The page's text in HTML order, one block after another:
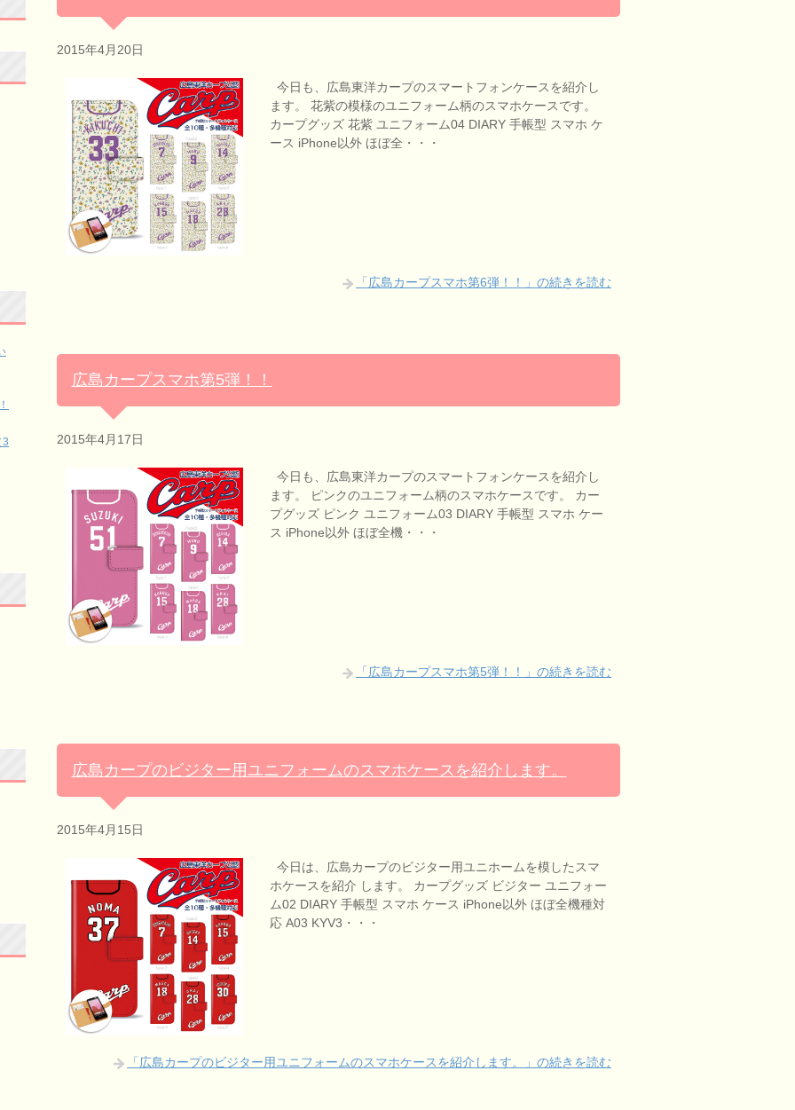
2015年4月20日
今日も、広島東洋カープのスマートフォンケースを紹介し
ます。 花紫の模様のユニフォーム柄のスマホケースです。
カープグッズ 花紫 ユニフォーム04 DIARY 手帳型 スマホ ケ
ース iPhone以外 ほぼ全・・・
「広島カープスマホ第6弾！！」の続きを読む
広島カープスマホ第5弾！！
2015年4月17日
今日も、広島東洋カープのスマートフォンケースを紹介し
ます。 ピンクのユニフォーム柄のスマホケースです。 カー
プグッズ ピンク ユニフォーム03 DIARY 手帳型 スマホ ケー
ス iPhone以外 ほぼ全機・・・
「広島カープスマホ第5弾！！」の続きを読む
広島カープのビジター用ユニフォームのスマホケースを紹介します。
2015年4月15日
今日は、広島カープのビジター用ユニホームを模したスマ
ホケースを紹介 します。 カープグッズ ビジター ユニフォー
ム02 DIARY 手帳型 スマホ ケース iPhone以外 ほぼ全機種対
応 A03 KYV3・・・
「広島カープのビジター用ユニフォームのスマホケースを紹介します。」の続きを読む
3